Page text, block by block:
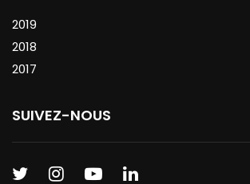
2019
2018
2017
SUIVEZ-NOUS